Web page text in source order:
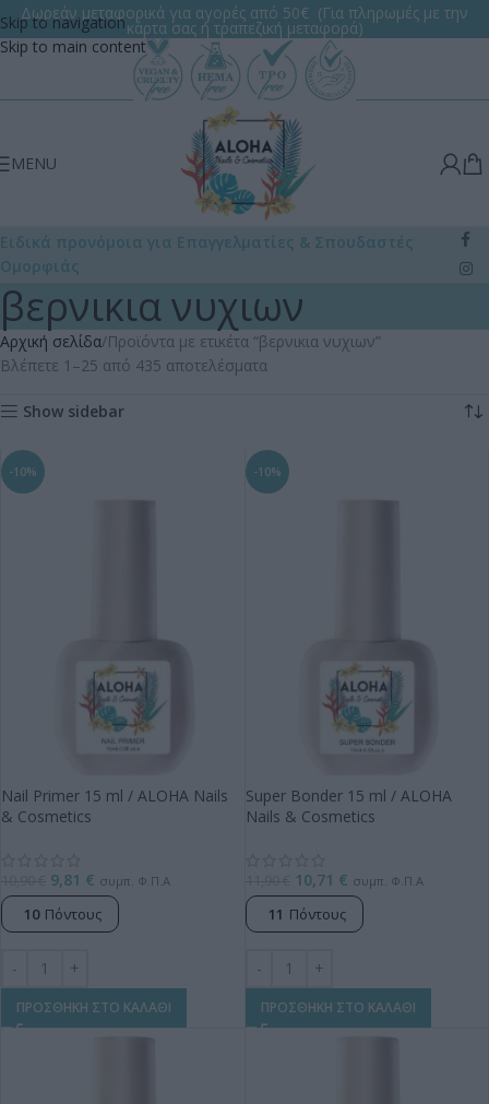
Δωρεάν μεταφορικά για αγορές από 50€ (Για πληρωμές με την
κάρτα σας ή τραπεζική μεταφορά)
Skip to navigation
Skip to main content
MENU
Ειδικά προνόμοια για Επαγγελματίες & Σπουδαστές
Ομορφιάς
βερνικια νυχιων
Αρχική σελίδα Προϊόντα με ετικέτα “βερνικια νυχιων”
Βλέπετε 1–25 από 435 αποτελέσματα
Show sidebar
-10%
Nail Primer 15 ml / ALOHA Nails
& Cosmetics
9,81 € συμπ. Φ.Π.Α
10 Πόντους
ΠΡΟΣΘΗΚΗ ΣΤΟ ΚΑΛΑΘΙ
-10%
Super Bonder 15 ml / ALOHA
Nails & Cosmetics
10,71 € συμπ. Φ.Π.Α
11 Πόντους
ΠΡΟΣΘΗΚΗ ΣΤΟ ΚΑΛΑΘΙ